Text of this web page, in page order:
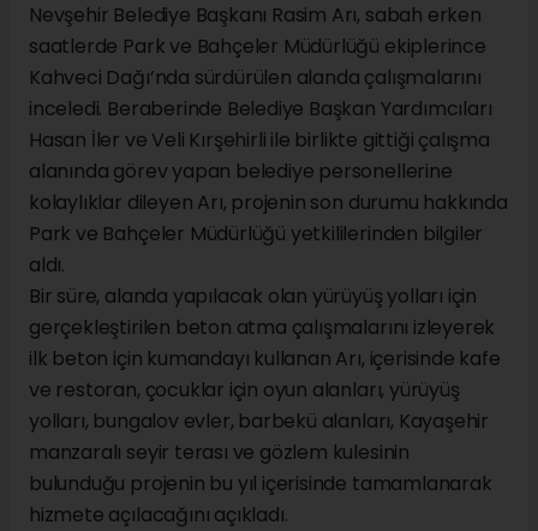
Nevşehir Belediye Başkanı Rasim Arı, sabah erken
saatlerde Park ve Bahçeler Müdürlüğü ekiplerince
Kahveci Dağı’nda sürdürülen alanda çalışmalarını
inceledi. Beraberinde Belediye Başkan Yardımcıları
Hasan İler ve Veli Kırşehirli ile birlikte gittiği çalışma
alanında görev yapan belediye personellerine
kolaylıklar dileyen Arı, projenin son durumu hakkında
Park ve Bahçeler Müdürlüğü yetkililerinden bilgiler
aldı.
Bir süre, alanda yapılacak olan yürüyüş yolları için
gerçekleştirilen beton atma çalışmalarını izleyerek
ilk beton için kumandayı kullanan Arı, içerisinde kafe
ve restoran, çocuklar için oyun alanları, yürüyüş
yolları, bungalov evler, barbekü alanları, Kayaşehir
manzaralı seyir terası ve gözlem kulesinin
bulunduğu projenin bu yıl içerisinde tamamlanarak
hizmete açılacağını açıkladı.